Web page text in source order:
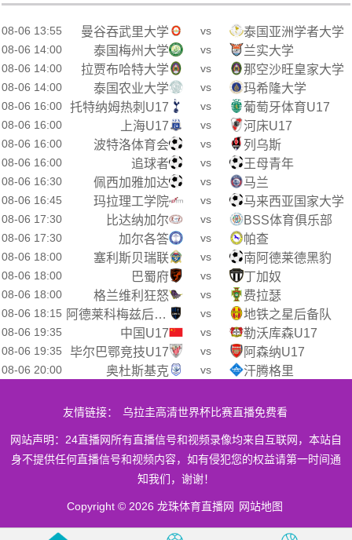
08-06 13:55 曼谷吞武里大学 vs 泰国亚洲学者大学
08-06 14:00 泰国梅州大学 vs 兰实大学
08-06 14:00 拉贾布哈特大学 vs 那空沙旺皇家大学
08-06 14:00 泰国农业大学 vs 玛希隆大学
08-06 16:00 托特纳姆热刺U17 vs 葡萄牙体育U17
08-06 16:00 上海U17 vs 河床U17
08-06 16:00 波特洛体育会 vs 列乌斯
08-06 16:00 追球者 vs 王母青年
08-06 16:30 佩西加雅加达 vs 马兰
08-06 16:45 玛拉理工学院 vs 马来西亚国家大学
08-06 17:30 比达纳加尔 vs BSS体育俱乐部
08-06 17:30 加尔各答 vs 帕查
08-06 18:00 塞利斯贝瑞联 vs 南阿德莱德黑豹
08-06 18:00 巴蜀府 vs 丁加奴
08-06 18:00 格兰维利狂怒 vs 费拉瑟
08-06 18:15 阿德莱科梅兹后备队 vs 地铁之星后备队
08-06 19:35 中国U17 vs 勒沃库森U17
08-06 19:35 毕尔巴鄂竞技U17 vs 阿森纳U17
08-06 20:00 奥杜斯基克 vs 汗腾格里
友情链接： 乌拉圭高清世界杯比赛直播免费看
网站声明：24直播网所有直播信号和视频录像均来自互联网，本站自
身不提供任何直播信号和视频内容，如有侵犯您的权益请第一时间通
知我们，谢谢！
Copyright © 2026 龙珠体育直播网 网站地图